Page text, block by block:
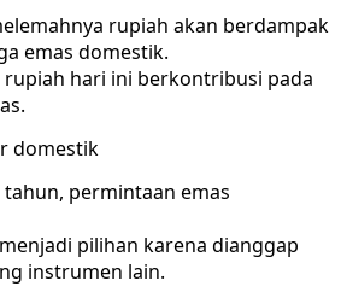
rupiah akan berdampak
emas domestik.
rupiah hari ini berkontribusi pada
domestik
permintaan emas
pilihan karena dianggap
instrumen lain.